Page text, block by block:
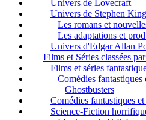
Univers de Lovecraft
Univers de Stephen King
Les romans et
Les adaptations et
Univers d'Edgar Allan
Films et Séries classées
Films et séries
Comédies
Ghostbusters
Comédies fantastiques
Science-Fiction